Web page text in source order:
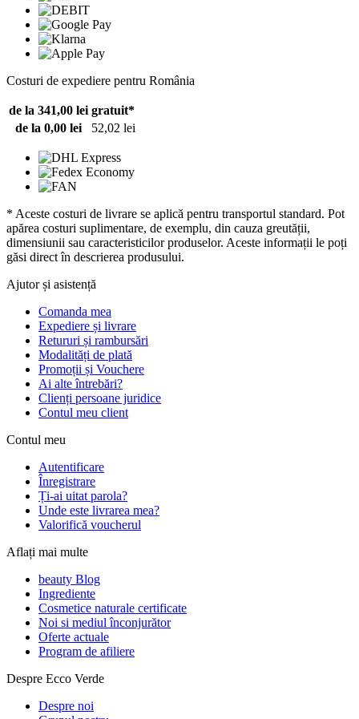
Costuri de expediere pentru România
de la 341,00 lei gratuit*
de la 0,00 lei
52,02 lei
* Aceste costuri de livrare se aplică pentru transportul standard. Pot
apărea costuri suplimentare, de exemplu, din cauza greutății,
dimensiunii sau caracteristicilor produselor. Aceste informații le poți
găsi direct în descrierea produsului.
Ajutor și asistență
Comanda mea
Expediere și livrare
Retururi și rambursări
Modalități de plată
Promoții și Vouchere
Ai alte întrebări?
Clienți persoane juridice
Contul meu client
Contul meu
Autentificare
Înregistrare
Ți-ai uitat parola?
Unde este livrarea mea?
Valorifică voucherul
Aflați mai multe
beauty Blog
Ingrediente
Cosmetice naturale certificate
Noi si mediul înconjurător
Oferte actuale
Program de afiliere
Despre Ecco Verde
Despre noi